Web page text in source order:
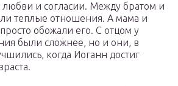
любви и согласии. Между братом и
теплые отношения. А мама и
обожали его. С отцом у
были сложнее, но и они, в
когда Иоганн достиг